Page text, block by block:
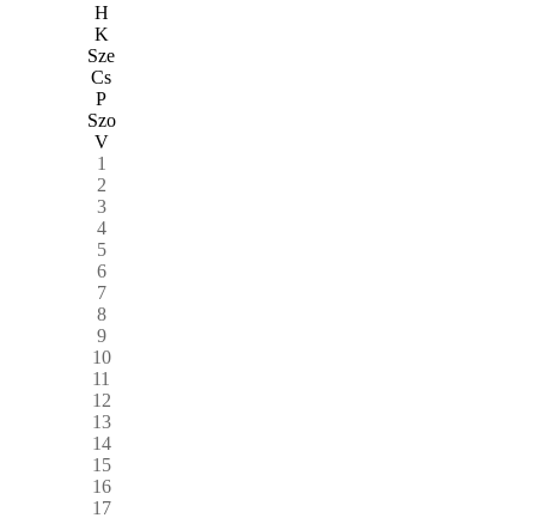
H
K
Sze
Cs
P
Szo
V
1
2
3
4
5
6
7
8
9
10
11
12
13
14
15
16
17